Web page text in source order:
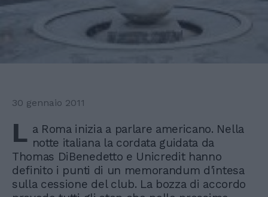
30 gennaio 2011
L a Roma inizia a parlare americano. Nella
notte italiana la cordata guidata da
Thomas DiBenedetto e Unicredit hanno
definito i punti di un memorandum d'intesa
sulla cessione del club. La bozza di accordo